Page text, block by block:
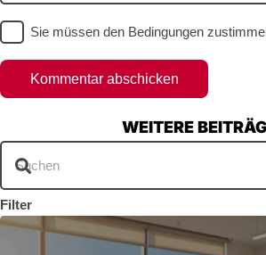
Sie müssen den Bedingungen
Kommentar abschicken
WEITERE
Filter